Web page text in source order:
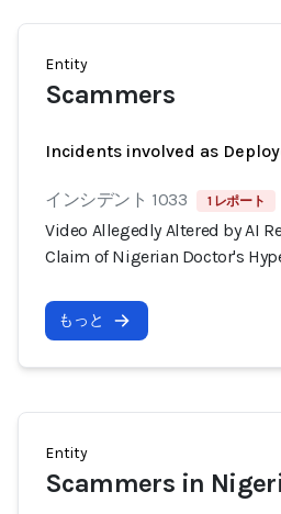
Entity
Scammers
Incidents involved as
インシデント 1033 1 レポート
Video Allegedly Altered by AI
Claim of Nigerian Doctor's
もっと
Entity
Scammers in